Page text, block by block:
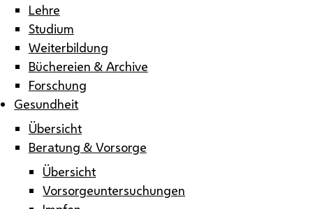
Lehre
Studium
Weiterbildung
Büchereien & Archive
Forschung
Gesundheit
Übersicht
Beratung & Vorsorge
Übersicht
Vorsorgeuntersuchungen